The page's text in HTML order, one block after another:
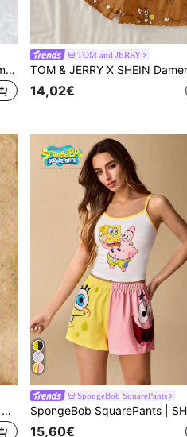
SweetSlumber Schlafanzug Set mit Spitzenbesatz, Schleife vorne und Camisole Top und Shorts, weiß
TOM and JERRY
14,02€
HARRY POTTER X SHEIN Damen bequemes Eulenmuster Cami Top und Shorts Pyjama Set, Sommer Pyjama Shorts Set Damen Damen Pyjama Shorts Set Lingerie Schlafanzug Set Pyjama Set Sexy
SpongeBob SquarePants
15,60€